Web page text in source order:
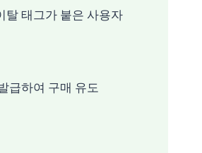
탈 태그가 붙은 사용자
급하여 구매 유도